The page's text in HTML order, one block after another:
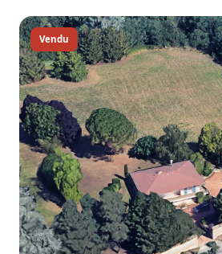
Vendu